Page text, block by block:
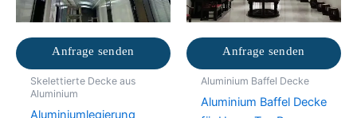
Anfrage senden
Skelettierte Decke aus
Aluminium
Aluminiumlegierung
Anfrage senden
Aluminium Baffel Decke
Aluminium Baffel Decke